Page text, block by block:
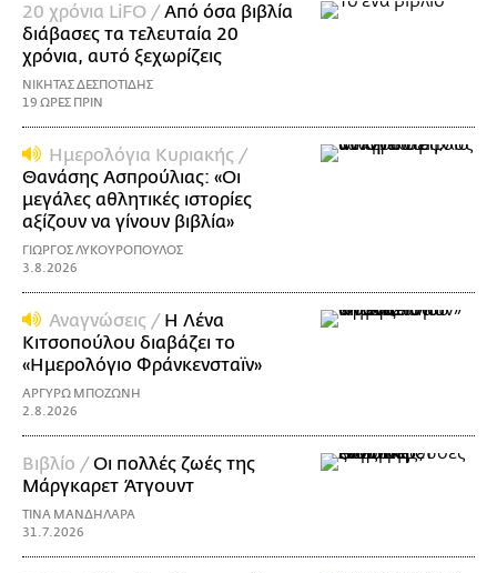
20 χρόνια LiFO /Από όσα βιβλία
διάβασες τα τελευταία 20
χρόνια, αυτό ξεχωρίζεις
ΝΙΚΗΤΑΣ ΔΕΣΠΟΤΙΔΗΣ
19 ΩΡΕΣ ΠΡΙΝ
Ημερολόγια Κυριακής /
Θανάσης Ασπρούλιας: «Οι
μεγάλες αθλητικές ιστορίες
αξίζουν να γίνουν βιβλία»
ΓΙΩΡΓΟΣ ΛΥΚΟΥΡΟΠΟΥΛΟΣ
3.8.2026
Αναγνώσεις / Η Λένα
Κιτσοπούλου διαβάζει το
«Ημερολόγιο Φράνκενσταϊν»
ΑΡΓΥΡΩ ΜΠΟΖΩΝΗ
2.8.2026
Βιβλίο /Οι πολλές ζωές της
Μάργκαρετ Άτγουντ
ΤΙΝΑ ΜΑΝΔΗΛΑΡΑ
31.7.2026